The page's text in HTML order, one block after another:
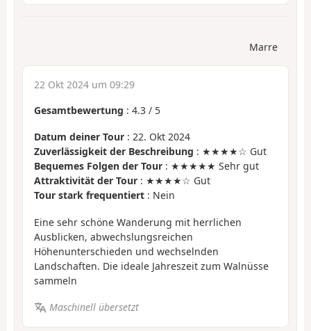
Marre
22 Okt 2024 um 09:29
Gesamtbewertung : 4.3 / 5
Datum deiner Tour : 22. Okt 2024
Zuverlässigkeit der Beschreibung : ★★★★☆ Gut
Bequemes Folgen der Tour : ★★★★★ Sehr gut
Attraktivität der Tour : ★★★★☆ Gut
Tour stark frequentiert : Nein
Eine sehr schöne Wanderung mit herrlichen
Ausblicken, abwechslungsreichen
Höhenunterschieden und wechselnden
Landschaften. Die ideale Jahreszeit zum Walnüsse
sammeln
Maschinell übersetzt